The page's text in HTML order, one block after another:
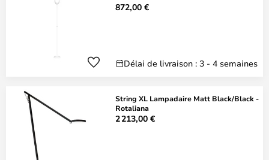
872,00 €
Délai de livraison : 3 - 4 semaines
String XL Lampadaire Matt Black/Black -
Rotaliana
2 213,00 €